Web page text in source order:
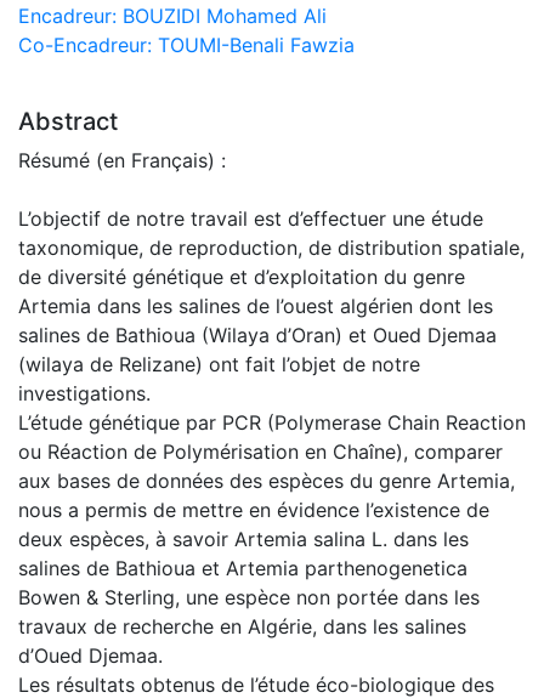
Encadreur: BOUZIDI Mohamed Ali
Co-Encadreur: TOUMI-Benali Fawzia
Abstract
Résumé (en Français) :
L’objectif de notre travail est d’effectuer une étude
taxonomique, de reproduction, de distribution spatiale,
de diversité génétique et d’exploitation du genre
Artemia dans les salines de l’ouest algérien dont les
salines de Bathioua (Wilaya d’Oran) et Oued Djemaa
(wilaya de Relizane) ont fait l’objet de notre
investigations.
L’étude génétique par PCR (Polymerase Chain Reaction
ou Réaction de Polymérisation en Chaîne), comparer
aux bases de données des espèces du genre Artemia,
nous a permis de mettre en évidence l’existence de
deux espèces, à savoir Artemia salina L. dans les
salines de Bathioua et Artemia parthenogenetica
Bowen & Sterling, une espèce non portée dans les
travaux de recherche en Algérie, dans les salines
d’Oued Djemaa.
Les résultats obtenus de l’étude éco-biologique des